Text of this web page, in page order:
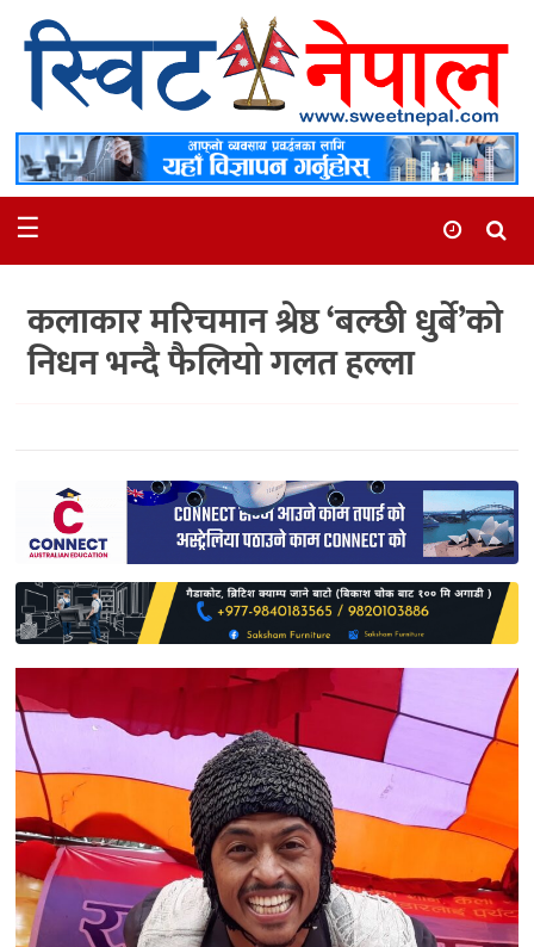
समाचार
स्थानीय
मनोरञ्जन
अन्तर्वार्ता
समाज
भिडियो
साहित्य
प्रदेश
English
☰
कलाकार मरिचमान श्रेष्ठ ‘बल्छी धुर्बे’को
निधन भन्दै फैलियो गलत हल्ला